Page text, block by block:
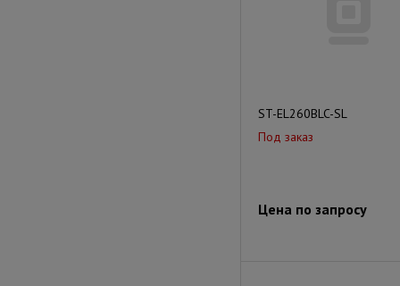
ST-EL260BLC-SL
Под заказ
Цена по запросу